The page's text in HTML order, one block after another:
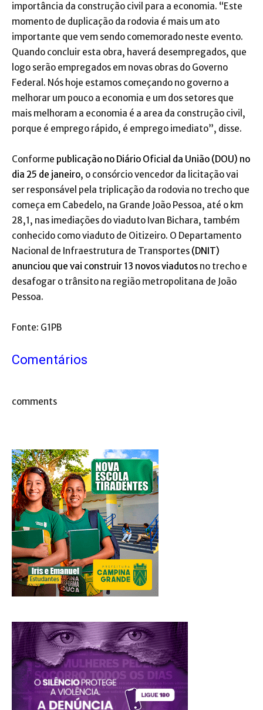
importância da construção civil para a economia. “Este
momento de duplicação da rodovia é mais um ato
importante que vem sendo comemorado neste evento.
Quando concluir esta obra, haverá desempregados, que
logo serão empregados em novas obras do Governo
Federal. Nós hoje estamos começando no governo a
melhorar um pouco a economia e um dos setores que
mais melhoram a economia é a area da construção civil,
porque é emprego rápido, é emprego imediato”, disse.
Conforme publicação no Diário Oficial da União (DOU) no
dia 25 de janeiro, o consórcio vencedor da licitação vai
ser responsável pela triplicação da rodovia no trecho que
começa em Cabedelo, na Grande João Pessoa, até o km
28,1, nas imediações do viaduto Ivan Bichara, também
conhecido como viaduto de Oitizeiro. O Departamento
Nacional de Infraestrutura de Transportes (DNIT)
anunciou que vai construir 13 novos viadutos no trecho e
desafogar o trânsito na região metropolitana de João
Pessoa.
Fonte: G1PB
Comentários
comments